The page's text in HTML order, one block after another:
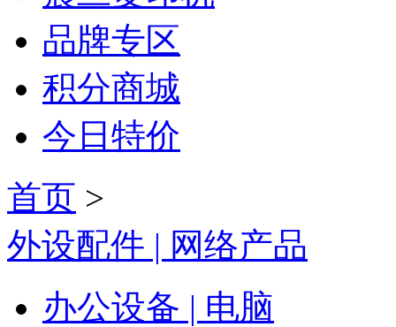
品牌专区
积分商城
今日特价
首页 >
外设配件 | 网络产品
办公设备 | 电脑